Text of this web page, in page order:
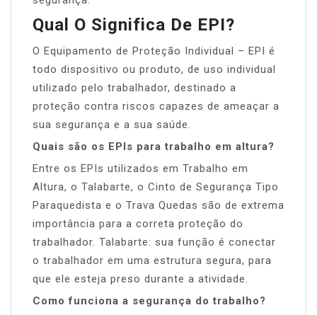
Qual O Significa De EPI?
O Equipamento de Proteção Individual – EPI é
todo dispositivo ou produto, de uso individual
utilizado pelo trabalhador, destinado a
proteção contra riscos capazes de ameaçar a
sua segurança e a sua saúde.
Quais são os EPIs para trabalho em altura?
Entre os EPIs utilizados em Trabalho em
Altura, o Talabarte, o Cinto de Segurança Tipo
Paraquedista e o Trava Quedas são de extrema
importância para a correta proteção do
trabalhador. Talabarte: sua função é conectar
o trabalhador em uma estrutura segura, para
que ele esteja preso durante a atividade.
Como funciona a segurança do trabalho?